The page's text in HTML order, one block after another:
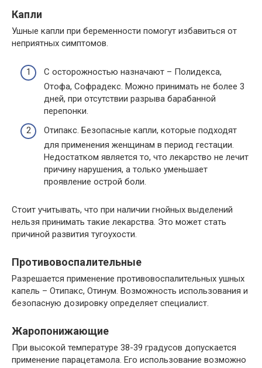
Капли
Ушные капли при беременности помогут избавиться от
неприятных симптомов.
С осторожностью назначают – Полидекса,
Отофа, Софрадекс. Можно принимать не более 3
дней, при отсутствии разрыва барабанной
перепонки.
Отипакс. Безопасные капли, которые подходят
для применения женщинам в период гестации.
Недостатком является то, что лекарство не лечит
причину нарушения, а только уменьшает
проявление острой боли.
Стоит учитывать, что при наличии гнойных выделений
нельзя принимать такие лекарства. Это может стать
причиной развития тугоухости.
Противовоспалительные
Разрешается применение противовоспалительных ушных
капель – Отипакс, Отинум. Возможность использования и
безопасную дозировку определяет специалист.
Жаропонижающие
При высокой температуре 38-39 градусов допускается
применение парацетамола. Его использование возможно